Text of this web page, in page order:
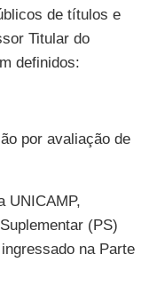
de títulos e
Titular do
definidos:
por avaliação de
UNICAMP,
(PS)
na Parte